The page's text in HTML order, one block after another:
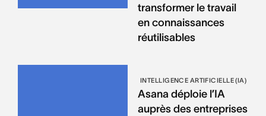
transformer le travail
en connaissances
réutilisables
INTELLIGENCE ARTIFICIELLE (IA)
Asana déploie l’IA
auprès des entreprises